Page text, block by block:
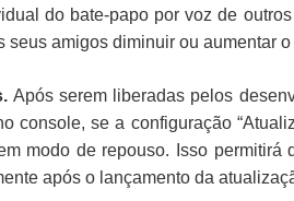
do bate-papo por voz de
amigos diminuir ou aumentar
Após serem liberadas pelos
console, se a configuração
modo de repouso. Isso permitirá
após o lançamento da